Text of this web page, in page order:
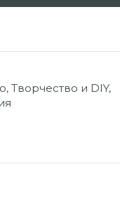
, Творчество и DIY,